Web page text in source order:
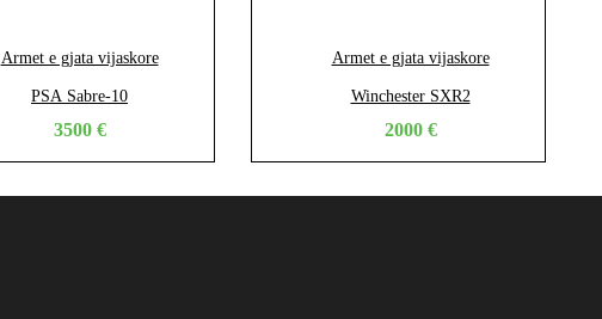
Armet e gjata vijaskore
PSA Sabre-10
3500 €
Armet e gjata vijaskore
Winchester SXR2
2000 €